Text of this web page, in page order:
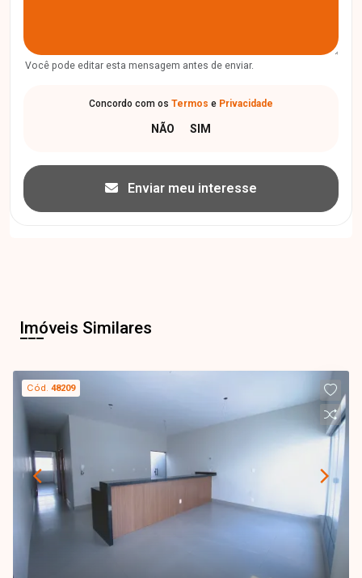
Você pode editar esta mensagem antes de enviar.
Concordo com os Termos e Privacidade
Enviar meu interesse
Imóveis Similares
Cód.48209